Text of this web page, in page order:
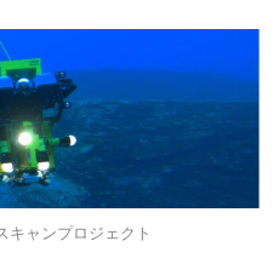
キャンプロジェクト